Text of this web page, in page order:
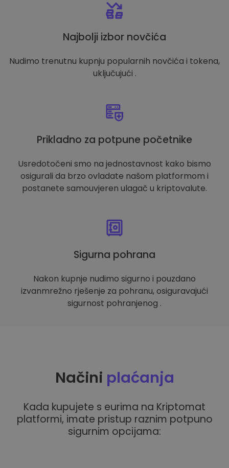
Najbolji izbor novčića
Nudimo trenutnu kupnju popularnih novčića i tokena,
uključujući .
Prikladno za potpune početnike
Usredotočeni smo na jednostavnost kako bismo
osigurali da brzo ovladate našom platformom i
postanete samouvjeren ulagač u kriptovalute.
Sigurna pohrana
Nakon kupnje nudimo sigurno i pouzdano
izvanmrežno rješenje za pohranu, osiguravajući
sigurnost pohranjenog .
Načini plaćanja
Kada kupujete s eurima na Kriptomat
platformi, imate pristup raznim potpuno
sigurnim opcijama: